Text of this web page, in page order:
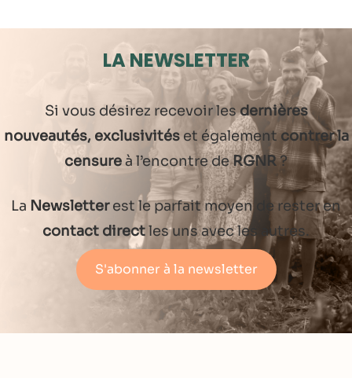
LA NEWSLETTER
Si vous désirez recevoir lesdernières
nouveautés, exclusivitéset également contrer la
censureà l’encontre deRGNR?
La Newsletterest le parfait moyen de rester en
contact directles uns avec les autres.
S'abonner à la newsletter